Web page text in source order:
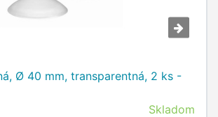
Ø 40 mm, transparentná, 2 ks -
Skladom